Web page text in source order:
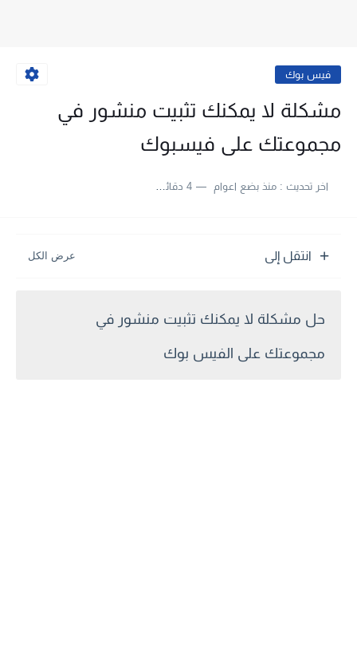
فيس بوك
مشكلة لا يمكنك تثبيت منشور في
مجموعتك على فيسبوك
اخر تحديث :منذ بضع اعوام 4 دقائق للقراءة
انتقل إلى
حل مشكلة لا يمكنك تثبيت منشور في
مجموعتك على الفيس بوك